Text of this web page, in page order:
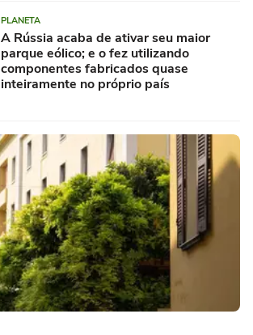
PLANETA
A Rússia acaba de ativar seu maior
parque eólico; e o fez utilizando
componentes fabricados quase
inteiramente no próprio país